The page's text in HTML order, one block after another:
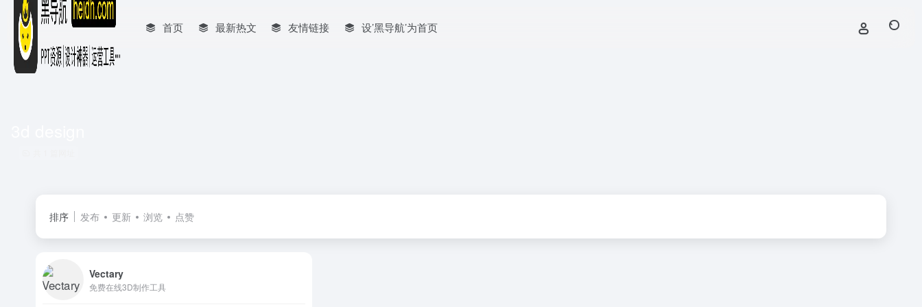
首页 最新热文 友情链接 设’黑导航’为首页
排序 发布 更新 浏览 点赞
Vectary
免费在线3D制作工具